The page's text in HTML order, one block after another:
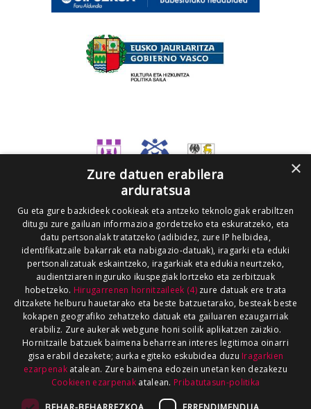
×
Zure datuen erabilera
arduratsua
Gu eta gure bazkideek cookieak eta antzeko teknologiak erabiltzen
ditugu zure gailuan informazioa gordetzeko eta eskuratzeko, eta
datu pertsonalak tratatzeko (adibidez, zure IP helbidea,
identifikatzaile bakarrak eta nabigazio-datuak), iragarki eta eduki
pertsonalizatuak eskaintzeko, iragarkiak eta edukia neurtzeko,
audientziaren inguruko ikuspegiak lortzeko eta zerbitzuak
hobetzeko. Hirugarrenen hornitzaileek (4)zure datuak ere trata
ditzakete helburu hauetarako eta beste batzuetarako, besteak beste
kokapen geografiko zehatzeko datuak eta gailuaren ezaugarriak
erabiliz. Zure aukerak webgune honi soilik aplikatzen zaizkio.
Hornitzaile batzuek baimena beharrean interes legitimoa oinarri
gisa erabil dezakete; aurka egiteko eskubidea duzu Iragarkien
ezarpenakatalean. Zure baimena edozein unetan ken dezakezu
Cookieen ezarpenak atalean. Pribatutasun-politika